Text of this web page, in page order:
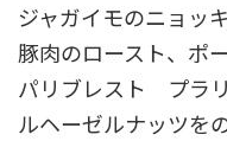
ジャガイモのニョッ
豚肉のロースト、ポ
パリブレスト プラ
ルヘーゼルナッツを